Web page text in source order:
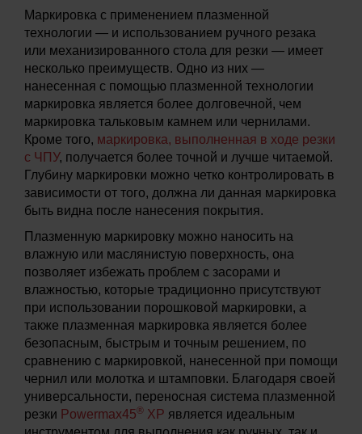
Маркировка с применением плазменной
технологии — и использованием ручного резака
или механизированного стола для резки — имеет
несколько преимуществ. Одно из них —
нанесенная с помощью плазменной технологии
маркировка является более долговечной, чем
маркировка тальковым камнем или чернилами.
Кроме того, маркировка, выполненная в ходе резки
с ЧПУ, получается более точной и лучше читаемой.
Глубину маркировки можно четко контролировать в
зависимости от того, должна ли данная маркировка
быть видна после нанесения покрытия.
Плазменную маркировку можно наносить на
влажную или маслянистую поверхность, она
позволяет избежать проблем с засорами и
влажностью, которые традиционно присутствуют
при использовании порошковой маркировки, а
также плазменная маркировка является более
безопасным, быстрым и точным решением, по
сравнению с маркировкой, нанесенной при помощи
чернил или молотка и штамповки. Благодаря своей
универсальности, переносная система плазменной
резки Powermax45® XP является идеальным